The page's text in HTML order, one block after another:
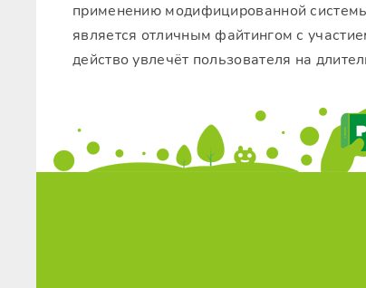
применению модифицированной
является отличным файтингом с
действо увлечёт пользователя на